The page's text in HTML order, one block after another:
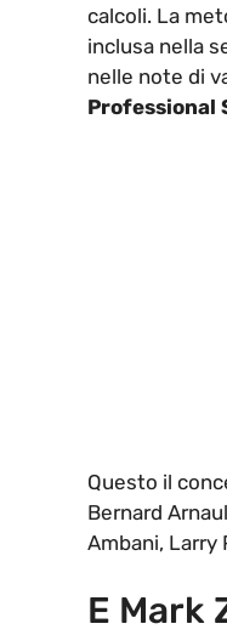
calcoli. La
inclusa nella
nelle note di
Professional
Questo il
Bernard
Ambani, Larry
E Mark